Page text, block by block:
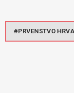
PRVENSTVO